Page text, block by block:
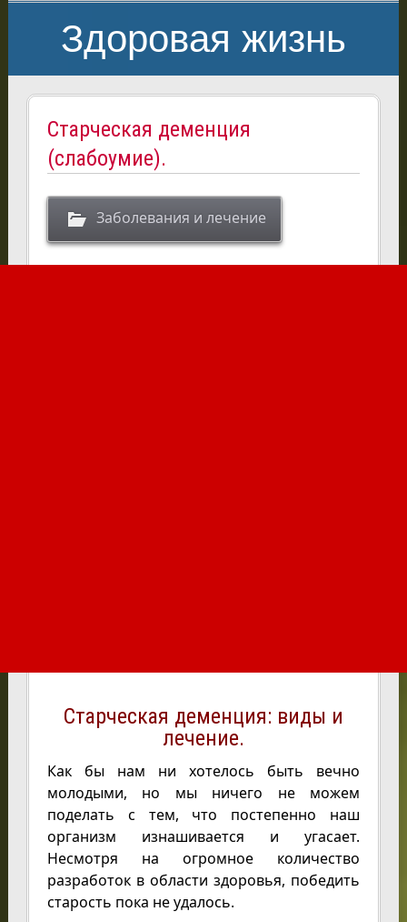
Здоровая жизнь
Старческая деменция
(слабоумие).
Заболевания и лечение
Старческая деменция: виды и
лечение.
Как бы нам ни хотелось быть вечно
молодыми, но мы ничего не можем
поделать с тем, что постепенно наш
организм изнашивается и угасает.
Несмотря на огромное количество
разработок в области здоровья, победить
старость пока не удалось.